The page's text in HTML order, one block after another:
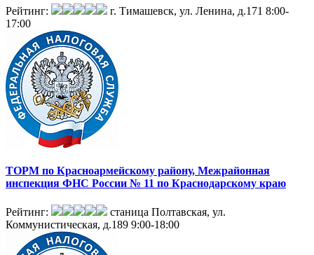
Рейтинг: г. Тимашевск, ул. Ленина, д.171 8:00-
17:00
ТОРМ по Красноармейскому району, Межрайонная
инспекция ФНС России № 11 по Краснодарскому краю
Рейтинг:
станица Полтавская, ул.
Коммунистическая, д.189 9:00-18:00